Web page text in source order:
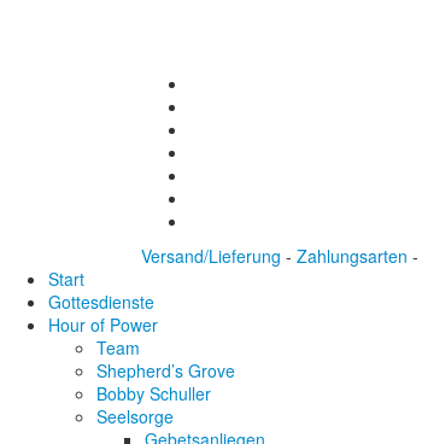
Versand/Lieferung - Zahlungsarten -
Start
Gottesdienste
Hour of Power
Team
Shepherd’s Grove
Bobby Schuller
Seelsorge
Gebetsanliegen